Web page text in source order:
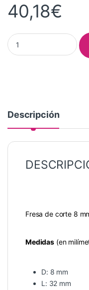
s de
clientes
40,18€
W832DM Fresa de
Descripción
Fresa de corte 8
Medidas (en
D: 8 mm
L: 32 mm